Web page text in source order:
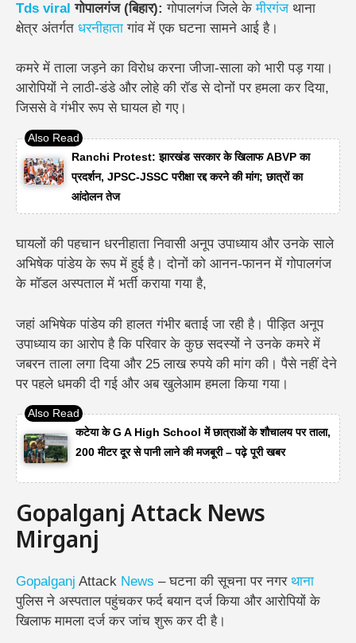
Tds viral गोपालगंज (बिहार):गोपालगंज जिले केमीरगंजथाना
क्षेत्र अंतर्गत धरनीहाता गांव में एक घटना सामने आई है।
कमरे में ताला जड़ने का विरोध करना जीजा-साला को भारी पड़ गया।
आरोपियों ने लाठी-डंडे और लोहे की रॉड से दोनों पर हमला कर दिया,
जिससे वे गंभीर रूप से घायल हो गए।
Ranchi Protest: झारखंड सरकार के खिलाफ ABVP का
प्रदर्शन, JPSC-JSSC परीक्षा रद्द करने की मांग; छात्रों का
आंदोलन तेज
घायलों की पहचान धरनीहाता निवासी अनूप उपाध्याय और उनके साले
अभिषेक पांडेय के रूप में हुई है। दोनों को आनन-फानन में गोपालगंज
के मॉडल अस्पताल में भर्ती कराया गया है,
जहां अभिषेक पांडेय की हालत गंभीर बताई जा रही है।पीड़ित अनूप
उपाध्याय का आरोप है कि परिवार के कुछ सदस्यों ने उनके कमरे में
जबरन ताला लगा दिया और 25 लाख रुपये की मांग की। पैसे नहीं देने
पर पहले धमकी दी गई और अब खुलेआम हमला किया गया।
कटेया के G A High School में छात्राओं के शौचालय पर ताला,
200 मीटर दूर से पानी लाने की मजबूरी – पढ़े पूरी खबर
Gopalganj Attack News
Mirganj
Gopalganj Attack News – घटना की सूचना पर नगर थाना
पुलिस ने अस्पताल पहुंचकर फर्द बयान दर्ज किया और आरोपियों के
खिलाफ मामला दर्ज कर जांच शुरू कर दी है।